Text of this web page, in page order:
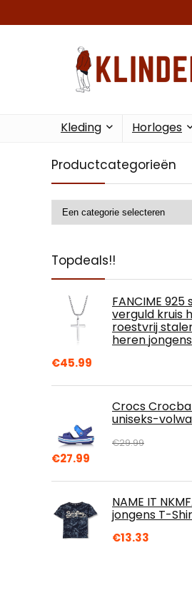
Kleding Horloges
Productcategorieën
Topdeals!!
FANCIME
verguld kruis
roestvrij
heren
€45.99
Crocs
uniseks-
€29.99
Oorspronkelijke
€29.99.
€27.99
€27.99.NAME IT
jongens T-
€13.33